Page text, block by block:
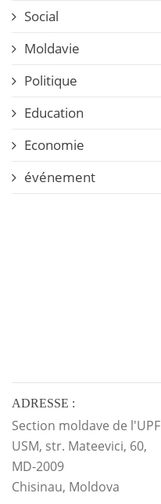
Social
Moldavie
Politique
Education
Economie
événement
ADRESSE :
Section moldave de l'UPF
USM, str. Mateevici, 60,
MD-2009
Chisinau, Moldova